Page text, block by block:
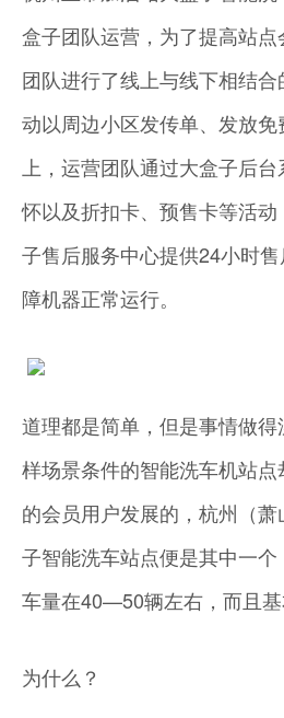
盒子团队运营，为了提高站
团队进行了线上与线下相结
动以周边小区发传单、发放
上，运营团队通过大盒子后
怀以及折扣卡、预售卡等活
子售后服务中心提供24小时
障机器正常运行。
道理都是简单，但是事情做
样场景条件的智能洗车机站
的会员用户发展的，杭州（
子智能洗车站点便是其中一
车量在40—50辆左右，而且基
为什么？